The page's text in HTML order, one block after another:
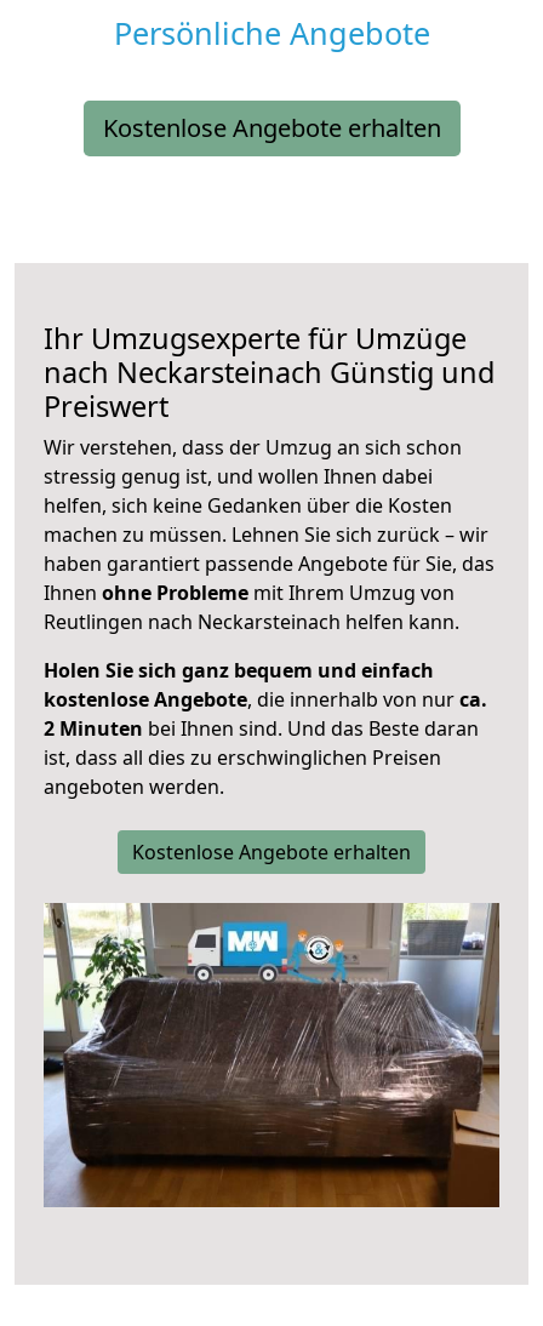
Persönliche Angebote
Kostenlose Angebote erhalten
Ihr Umzugsexperte für Umzüge
nach Neckarsteinach Günstig und
Preiswert
Wir verstehen, dass der Umzug an sich schon
stressig genug ist, und wollen Ihnen dabei
helfen, sich keine Gedanken über die Kosten
machen zu müssen. Lehnen Sie sich zurück – wir
haben garantiert passende Angebote für Sie, das
Ihnen ohne Probleme mit Ihrem Umzug von
Reutlingen nach Neckarsteinach helfen kann.
Holen Sie sich ganz bequem und einfach
kostenlose Angebote, die innerhalb von nurca.
2 Minuten bei Ihnen sind. Und das Beste daran
ist, dass all dies zu erschwinglichen Preisen
angeboten werden.
Kostenlose Angebote erhalten